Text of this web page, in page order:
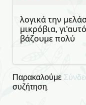
λογικά την
μικρόβια,
βάζουμε πολύ
Παρακαλούμε
συζήτηση.